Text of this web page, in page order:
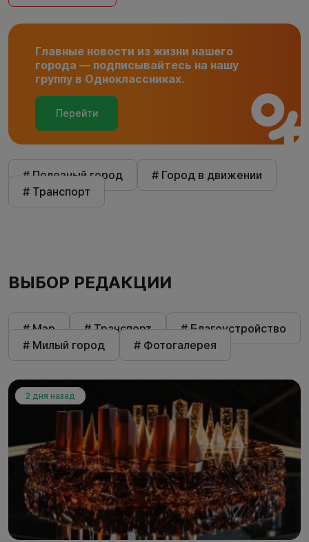
Главные новости из жизни нашего
города — подписывайтесь на нашу
группу в Одноклассниках.
Перейти
# Полезный город
# Город в движении
# Транспорт
ВЫБОР РЕДАКЦИИ
# Мэр # Транспорт
# Благоустройство
# Милый город
# Фотогалерея
2 дня назад